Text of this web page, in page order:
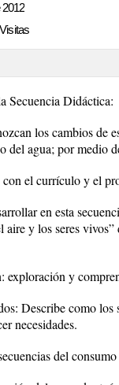
2012
Secuencia Didáctica:
los cambios de
del agua; por medio
el currículo y el
en esta
y los seres
exploración y
Describe como
necesidades.
del